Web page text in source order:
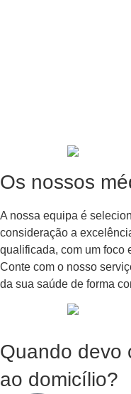
Os nossos
A nossa equipa é
consideração a
qualificada, com um foco
Conte com o nosso
da sua saúde de forma
Quando devo
ao domicílio?